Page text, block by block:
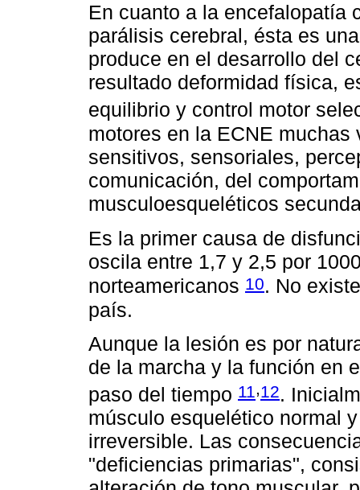
En cuanto a la encefalopatía
parálisis cerebral, ésta es
produce en el desarrollo del
resultado deformidad física,
equilibrio y control motor
motores en la ECNE
sensitivos, sensoriales,
comunicación, del
musculoesqueléticos
Es la primer causa de
oscila entre 1,7 y 2,5 por
norteamericanos 10. No
país.
Aunque la lesión es por
de la marcha y la función en
paso del tiempo 11,12.
músculo esquelético normal
irreversible. Las
"deficiencias primarias",